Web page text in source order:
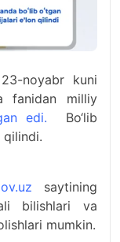
noyabr kuni
fanidan milliy
edi. Bo‘lib
qilindi.
saytining
bilishlari va
mumkin.